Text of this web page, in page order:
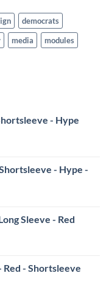
democrats
media modules
- Hype
- Hype -
Sleeve - Red
Red - Shortsleeve